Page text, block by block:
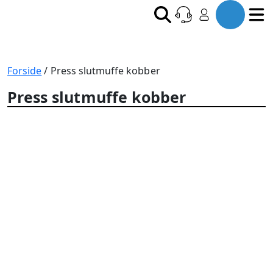
Forside/ Press slutmuffe kobber
Press slutmuffe kobber